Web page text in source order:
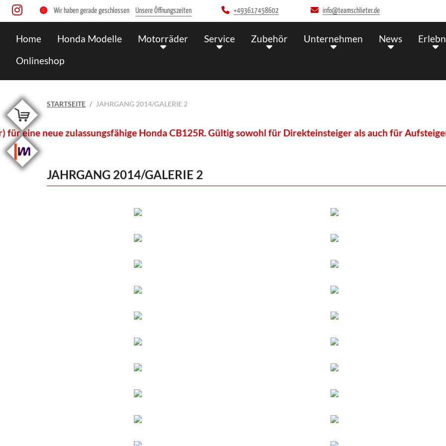
Wir haben gerade geschlossen Unsere Öffnungszeiten +493617458602 info@teamschlieter.de
Home Honda Modelle Motorräder Service Zubehör Unternehmen News
Onlineshop
STARTSEITE JAHRGANG 2014/GALERIE 2
zulassungsfähige Honda CB125R. Gültig sowohl für Direkteinsteiger als auch für Aufsteiger,
JAHRGANG 2014/GALERIE 2